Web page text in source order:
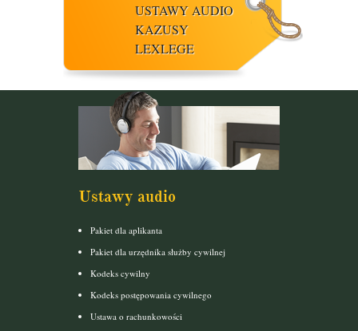
USTAWY AUDIO
KAZUSY
LEXLEGE
Ustawy audio
Pakiet dla aplikanta
Pakiet dla urzędnika służby cywilnej
Kodeks cywilny
Kodeks postępowania cywilnego
Ustawa o rachunkowości